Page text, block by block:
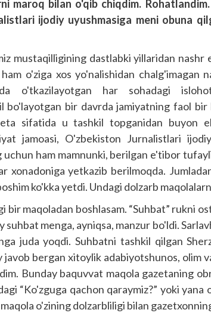
maroq bilan o'qib chiqdim.
ijodiy uyushmasiga meni obuna
mustaqilligining dastlabki yillaridan nashr
o'ziga xos yo'nalishidan chalg'imagan
o'tkazilayotgan har sohadagi
bo'layotgan bir davrda jamiyatning faol bir
sifatida u tashkil topganidan buyon
jamoasi, O'zbekis­ton Jurnalistlari
ham mamnunki, berilgan e'tibor
xonadoniga yetkazib berilmoqda.
ko'kka yetdi. Undagi dolzarb
bir maqoladan boshlasam. “Suhbat” rukni
menga, ayniqsa, manzur bo'ldi.
juda yoqdi. Suhbatni tashkil qilgan
javob bergan xitoylik adabiyotshunos, olim
Bunday baquvvat maqola gazetaning
“Ko'zguga qachon qaraymiz?” yoki yana
maqola o'zining dolzarbliligi bilan